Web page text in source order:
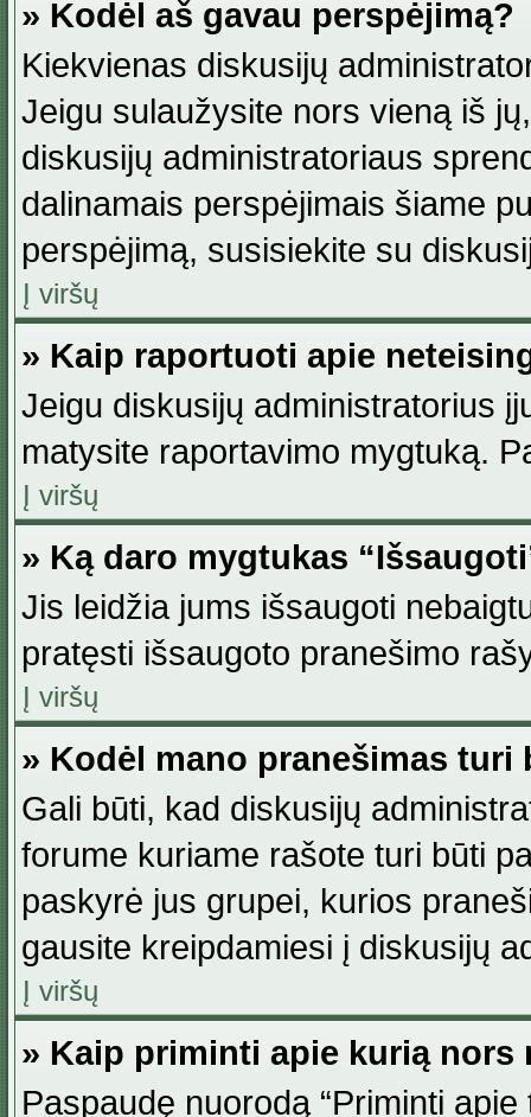
» Kodėl aš gavau perspėjimą?
Kiekvienas diskusijų
Jeigu sulaužysite nors vieną iš
diskusijų administratoriaus
dalinamais perspėjimais šiame
perspėjimą, susisiekite su
Į viršų
» Kaip raportuoti apie
Jeigu diskusijų administratorius
matysite raportavimo mygtuką.
Į viršų
» Ką daro mygtukas
Jis leidžia jums išsaugoti
pratęsti išsaugoto pranešimo
Į viršų
» Kodėl mano pranešimas
Gali būti, kad diskusijų
forume kuriame rašote turi būti
paskyrė jus grupei, kurios
gausite kreipdamiesi į diskusijų
Į viršų
» Kaip priminti apie kurią nors
Paspaudę nuorodą “Priminti